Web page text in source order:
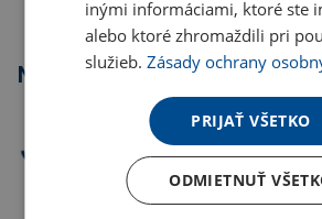
Najpredávanejšie
inými informáciami, ktoré ste
alebo ktoré zhromaždili pri
služieb.Zásady ochrany
PRIJAŤ VŠETKO
ODMIETNUŤ